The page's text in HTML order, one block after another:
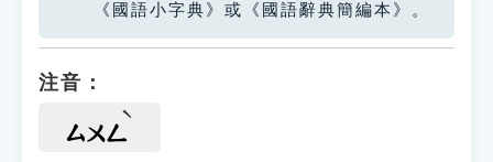
《國語小字典》或《國語辭典簡編本》。
注音：
ㄙㄨㄥ